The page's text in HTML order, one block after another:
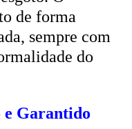
de forma
sempre com
do
e Garantido